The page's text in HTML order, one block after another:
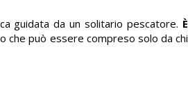
guidata da un solitario pescatore. È
che può essere compreso solo da chi